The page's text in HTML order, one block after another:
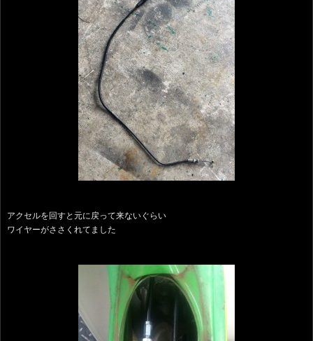
アクセルを回すと元に戻って来ないぐらい
ワイヤーがささくれてました